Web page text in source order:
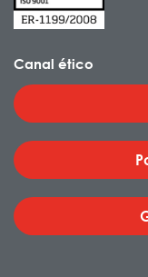
Canal ético